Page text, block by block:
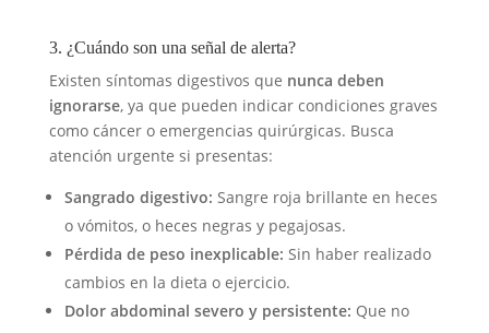
3. ¿Cuándo son una señal de alerta?
Existen síntomas digestivos que nunca deben
ignorarse, ya que pueden indicar condiciones graves
como cáncer o emergencias quirúrgicas. Busca
atención urgente si presentas:
Sangrado digestivo: Sangre roja brillante en heces
o vómitos, o heces negras y pegajosas.
Pérdida de peso inexplicable: Sin haber realizado
cambios en la dieta o ejercicio.
Dolor abdominal severo y persistente: Que no